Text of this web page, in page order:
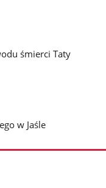
śmierci Taty
w Jaśle